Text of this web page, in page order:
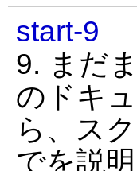
start-9
9. まだ
のドキ
ら、ス
でを説